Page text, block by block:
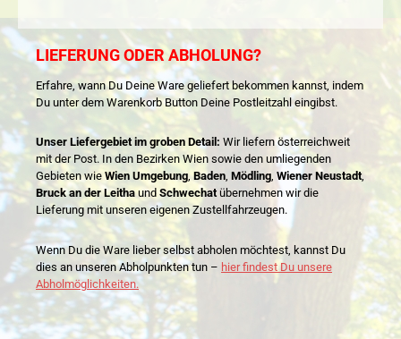
LIEFERUNG ODER ABHOLUNG?
Erfahre, wann Du Deine Ware geliefert bekommen kannst, indem
Du unter dem Warenkorb Button Deine Postleitzahl eingibst.
Unser Liefergebiet im groben Detail: Wir liefern österreichweit
mit der Post. In den Bezirken Wien sowie den umliegenden
Gebieten wie Wien Umgebung, Baden, Mödling, Wiener Neustadt,
Bruck an der Leitha und Schwechatübernehmen wir die
Lieferung mit unseren eigenen Zustellfahrzeugen.
Wenn Du die Ware lieber selbst abholen möchtest, kannst Du
dies an unseren Abholpunkten tun – hier findest Du unsere
Abholmöglichkeiten.